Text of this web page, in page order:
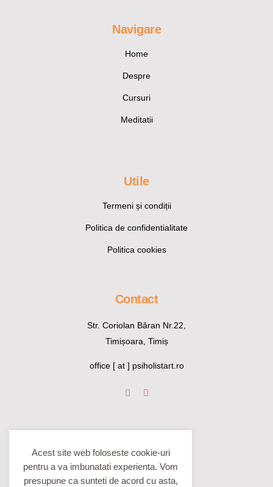
Navigare
Home
Despre
Cursuri
Meditatii
Utile
Termeni și condiții
Politica de confidentialitate
Politica cookies
Contact
Str. Coriolan Băran Nr.22,
Timișoara, Timiș
office [ at ] psiholistart.ro
Acest site web foloseste cookie-uri
pentru a va imbunatati experienta. Vom
presupune ca sunteti de acord cu asta,